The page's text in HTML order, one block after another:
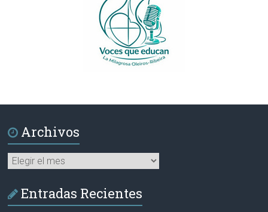
Archivos
Archivos
Entradas Recientes